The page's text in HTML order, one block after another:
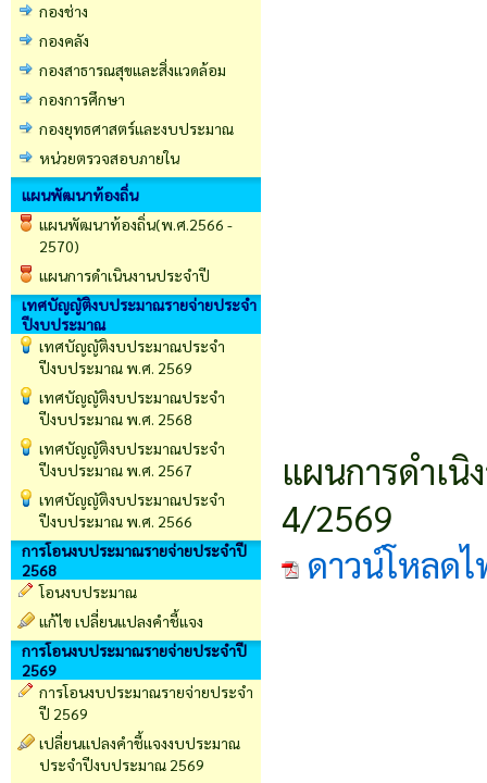
กองช่าง
กองคลัง
กองสาธารณสุขและสิ่งแวดล้อม
กองการศึกษา
กองยุทธศาสตร์และงบประมาณ
หน่วยตรวจสอบภายใน
แผนพัฒนาท้องถิ่น
แผนพัฒนาท้องถิ่น(พ.ศ.2566 -
2570)
แผนการดำเนินงานประจำปี
เทศบัญญัติงบประมาณรายจ่ายประจำ
ปีงบประมาณ
เทศบัญญัติงบประมาณประจำ
ปีงบประมาณ พ.ศ. 2569
เทศบัญญัติงบประมาณประจำ
ปีงบประมาณ พ.ศ. 2568
เทศบัญญัติงบประมาณประจำ
ปีงบประมาณ พ.ศ. 2567
เทศบัญญัติงบประมาณประจำ
ปีงบประมาณ พ.ศ. 2566
การโอนงบประมาณรายจ่ายประจำปี
2568
โอนงบประมาณ
แก้ไข เปลี่ยนแปลงคำชี้แจง
การโอนงบประมาณรายจ่ายประจำปี
2569
การโอนงบประมาณรายจ่ายประจำ
ปี 2569
เปลี่ยนเเปลงคำชี้เเจงงบประมาณ
ประจำปีงบประมาณ 2569
แผนการดำเ
4/2569
ดาวน์โหลด